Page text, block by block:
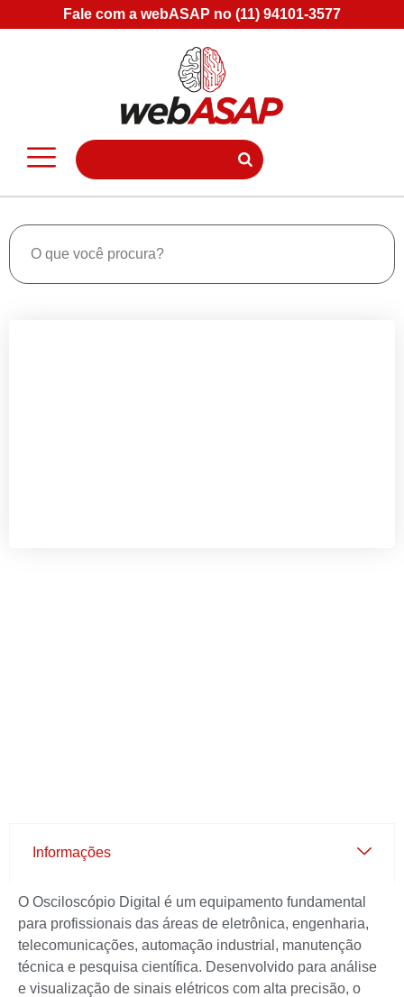
Fale com a webASAP no (11) 94101-3577
Informações
O Osciloscópio Digital é um equipamento fundamental
para profissionais das áreas de eletrônica, engenharia,
telecomunicações, automação industrial, manutenção
técnica e pesquisa científica. Desenvolvido para análise
e visualização de sinais elétricos com alta precisão, o